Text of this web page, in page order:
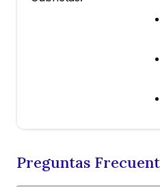
Preguntas